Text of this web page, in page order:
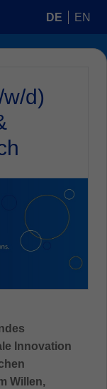
DE EN
d)
Innovation
Willen,